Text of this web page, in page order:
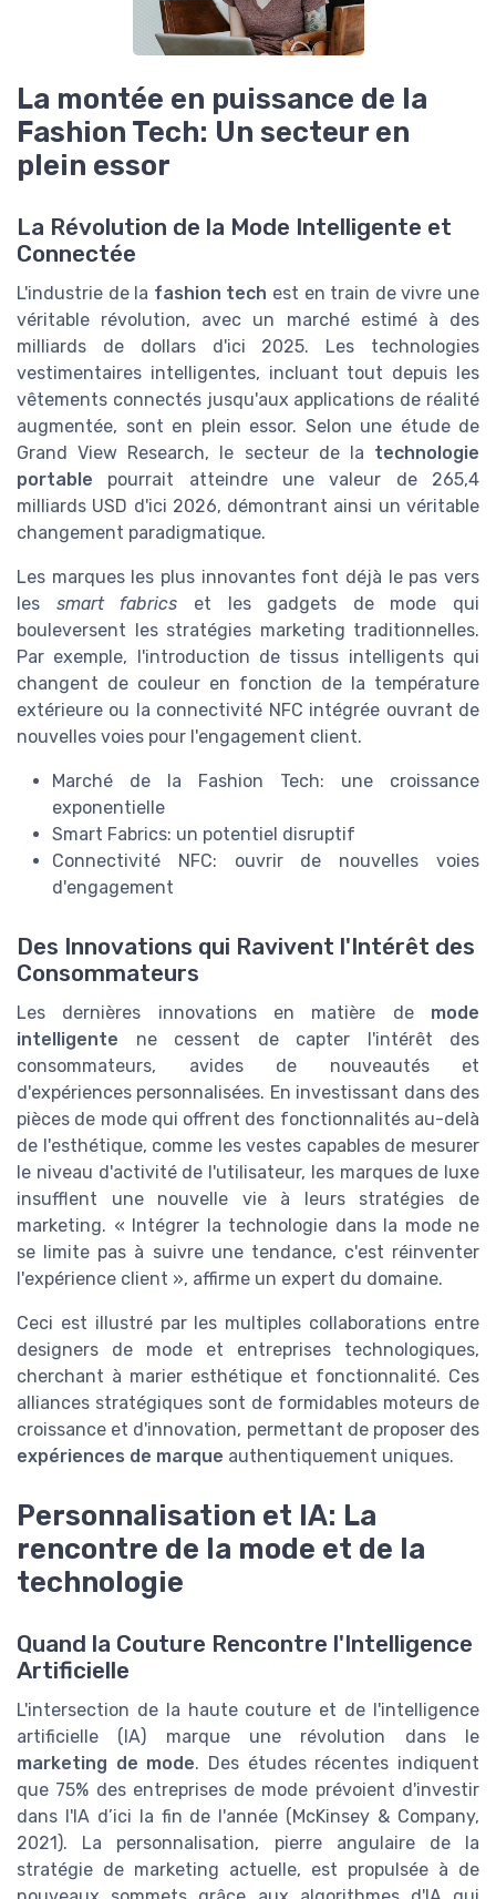
La montée en puissance de la
Fashion Tech: Un secteur en
plein essor
La Révolution de la Mode Intelligente et
Connectée
L'industrie de la fashion tech est en train de vivre une
véritable révolution, avec un marché estimé à des
milliards de dollars d'ici 2025. Les technologies
vestimentaires intelligentes, incluant tout depuis les
vêtements connectés jusqu'aux applications de réalité
augmentée, sont en plein essor. Selon une étude de
Grand View Research, le secteur de la technologie
portable pourrait atteindre une valeur de 265,4
milliards USD d'ici 2026, démontrant ainsi un véritable
changement paradigmatique.
Les marques les plus innovantes font déjà le pas vers
les smart fabrics et les gadgets de mode qui
bouleversent les stratégies marketing traditionnelles.
Par exemple, l'introduction de tissus intelligents qui
changent de couleur en fonction de la température
extérieure ou la connectivité NFC intégrée ouvrant de
nouvelles voies pour l'engagement client.
Marché de la Fashion Tech: une croissance
exponentielle
Smart Fabrics: un potentiel disruptif
Connectivité NFC: ouvrir de nouvelles voies
d'engagement
Des Innovations qui Ravivent l'Intérêt des
Consommateurs
Les dernières innovations en matière de mode
intelligente ne cessent de capter l'intérêt des
consommateurs, avides de nouveautés et
d'expériences personnalisées. En investissant dans des
pièces de mode qui offrent des fonctionnalités au-delà
de l'esthétique, comme les vestes capables de mesurer
le niveau d'activité de l'utilisateur, les marques de luxe
insufflent une nouvelle vie à leurs stratégies de
marketing. « Intégrer la technologie dans la mode ne
se limite pas à suivre une tendance, c'est réinventer
l'expérience client », affirme un expert du domaine.
Ceci est illustré par les multiples collaborations entre
designers de mode et entreprises technologiques,
cherchant à marier esthétique et fonctionnalité. Ces
alliances stratégiques sont de formidables moteurs de
croissance et d'innovation, permettant de proposer des
expériences de marque authentiquement uniques.
Personnalisation et IA: La
rencontre de la mode et de la
technologie
Quand la Couture Rencontre l'Intelligence
Artificielle
L'intersection de la haute couture et de l'intelligence
artificielle (IA) marque une révolution dans le
marketing de mode. Des études récentes indiquent
que 75% des entreprises de mode prévoient d'investir
dans l'IA d’ici la fin de l'année (McKinsey & Company,
2021). La personnalisation, pierre angulaire de la
stratégie de marketing actuelle, est propulsée à de